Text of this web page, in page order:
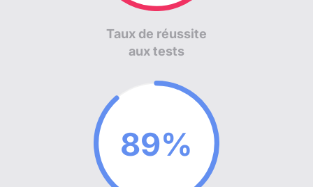
Taux de réussite
aux tests
90%